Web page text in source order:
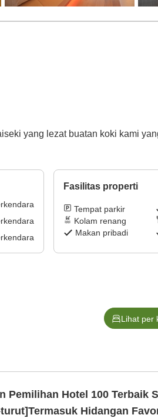
yang lezat buatan koki kami
Fasilitas properti
Tempat parkir
Kolam renang
Makan pribadi
Lihat per
Pemilihan Hotel 100 Terbaik
Hidangan